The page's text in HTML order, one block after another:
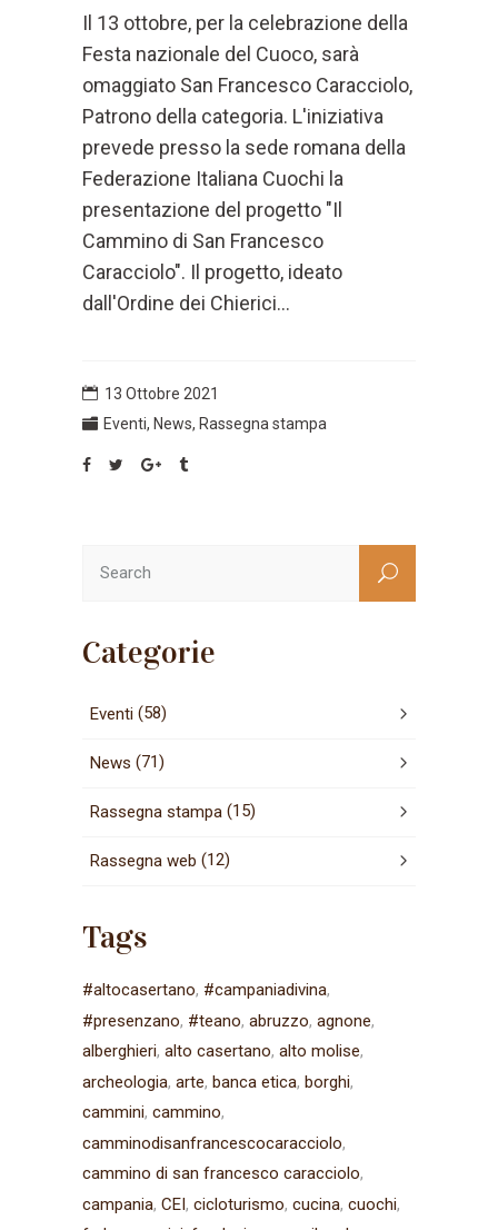
Il 13 ottobre, per la celebrazione della
Festa nazionale del Cuoco, sarà
omaggiato San Francesco Caracciolo,
Patrono della categoria. L'iniziativa
prevede presso la sede romana della
Federazione Italiana Cuochi la
presentazione del progetto "Il
Cammino di San Francesco
Caracciolo". Il progetto, ideato
dall'Ordine dei Chierici...
13 Ottobre 2021
Eventi, News, Rassegna stampa
Categorie
Eventi (58)
News (71)
Rassegna stampa (15)
Rassegna web (12)
Tags
#altocasertano #campaniadivina
#presenzano #teano abruzzo agnone
alberghieri alto casertano alto molise
archeologia arte banca etica borghi
cammini cammino
camminodisanfrancescocaracciolo
cammino di san francesco caracciolo
campania CEI cicloturismo cucina cuochi